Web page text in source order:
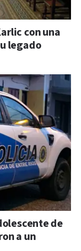
con una
legado
de
a un